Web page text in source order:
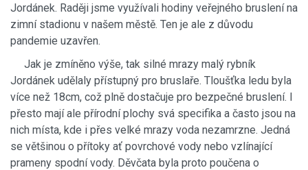
Jordánek. Raději jsme využívali hodiny veřejného bruslení na
zimní stadionu v našem městě. Ten je ale z důvodu
pandemie uzavřen.
Jak je zmíněno výše, tak silné mrazy malý rybník
Jordánek udělaly přístupný pro bruslaře. Tloušťka ledu byla
více než 18cm, což plně dostačuje pro bezpečné bruslení. I
přesto mají ale přírodní plochy svá specifika a často jsou na
nich místa, kde i přes velké mrazy voda nezamrzne. Jedná
se většinou o přítoky ať povrchové vody nebo vzlínající
prameny spodní vody. Děvčata byla proto poučena o